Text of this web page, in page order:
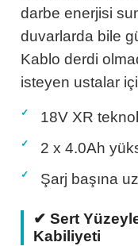
darbe enerjisi
duvarlarda bile
Kablo derdi
isteyen ustalar
18V XR
2 x 4.0Ah
Şarj başına
✔ Sert
Kabiliyeti